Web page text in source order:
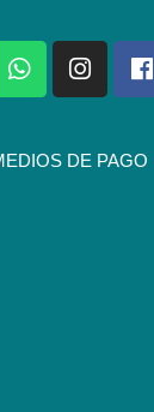
W
h
a
s
I
n
s
a
F
a
c
b
DE PAGO